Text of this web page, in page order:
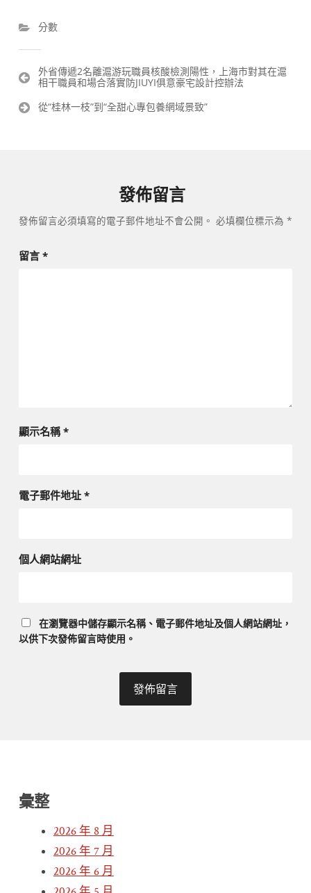
分數
文
章
導
覽
外省傳遞2名離滬游玩職員核酸檢測陽性，上海市對其在滬
相干職員和場合落實防JIUYI俱意豪宅設計控辦法
從“桂林一枝”到“全甜心專包養網域景致”
發佈留言
發佈留言必須填寫的電子郵件地址不會公開。 必填欄位標示為 *
留言 *
顯示名稱*
電子郵件地址 *
個人網站網址
在瀏覽器中儲存顯示名稱、電子郵件地址及個人網站網址，
以供下次發佈留言時使用。
彙整
2026 年 8 月
2026 年 7 月
2026 年 6 月